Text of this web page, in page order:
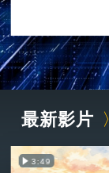
最新影片
3:49